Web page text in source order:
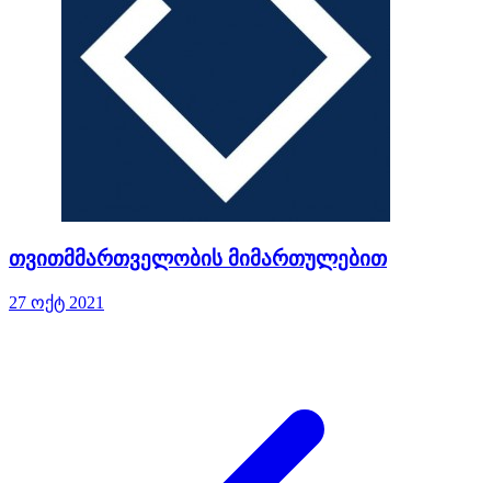
თვითმმართველობის მიმართულებით
27 ოქტ 2021